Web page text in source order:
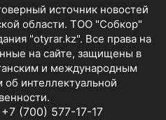
источник новостей
области. ТОО "Собкор"
"otyrar.kz". Все права на
на сайте, защищены в
и международным
об интеллектуальной
(700) 577-17-17